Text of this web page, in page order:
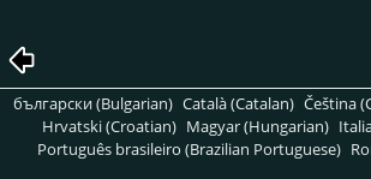
български (Bulgarian) Català (Catalan) Čeština
Hrvatski (Croatian) Magyar (Hungarian)
Português brasileiro (Brazilian Portuguese)